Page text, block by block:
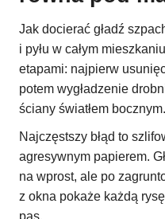
Jak docierać gładź
i pyłu w całym
etapami: najpierw
potem wygładzenie
ściany światłem bocznym.
Najczęstszy błąd to
agresywnym papierem.
na wprost, ale po
z okna pokaże każdą